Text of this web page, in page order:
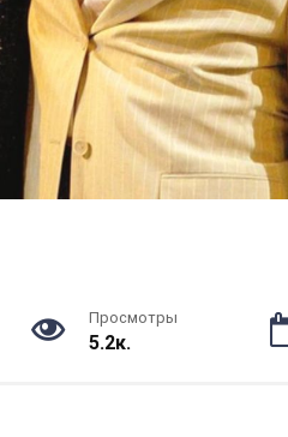
Просмотры
5.2к.